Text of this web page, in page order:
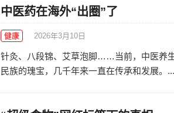
中医药在海外“出圈”了
健康 2026年3月10日
针灸、八段锦、艾草泡脚……当前，中医养
民族的瑰宝，几千年来一直在传承和发展。...